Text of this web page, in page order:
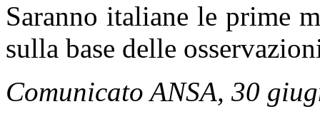
Saranno italiane le prime
sulla base delle
Comunicato ANSA, 30